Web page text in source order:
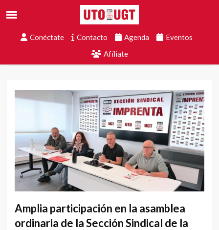
Conéctate Contacto Agenda
Eventos
Afíliate
Amplia participación en la asamblea
ordinaria de la Sección Sindical de la